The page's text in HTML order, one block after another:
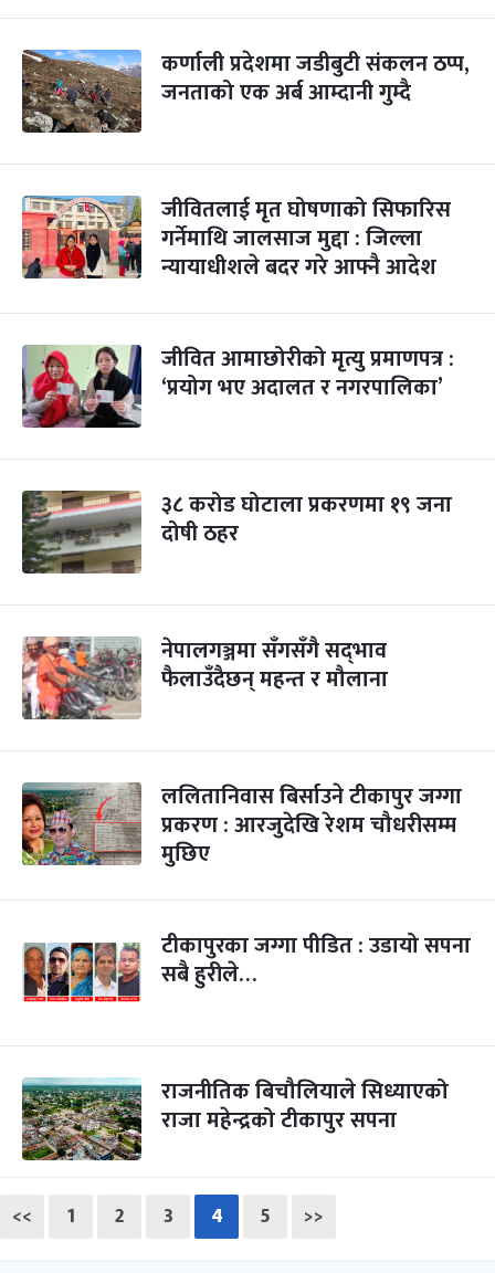
कर्णाली प्रदेशमा जडीबुटी संकलन ठप्प,
जनताको एक अर्ब आम्दानी गुम्दै
जीवितलाई मृत घोषणाको सिफारिस
गर्नेमाथि जालसाज मुद्दा : जिल्ला
न्यायाधीशले बदर गरे आफ्नै आदेश
जीवित आमाछोरीको मृत्यु प्रमाणपत्र :
‘प्रयोग भए अदालत र नगरपालिका’
३८ करोड घोटाला प्रकरणमा १९ जना
दोषी ठहर
नेपालगञ्जमा सँगसँगै सद्‍भाव
फैलाउँदैछन् महन्त र मौलाना
ललितानिवास बिर्साउने टीकापुर जग्गा
प्रकरण : आरजुदेखि रेशम चौधरीसम्म
मुछिए
टीकापुरका जग्गा पीडित : उडायो सपना
सबै हुरीले…
राजनीतिक बिचौलियाले सिध्याएको
राजा महेन्द्रको टीकापुर सपना
<< 1 2 3 4 5 >>